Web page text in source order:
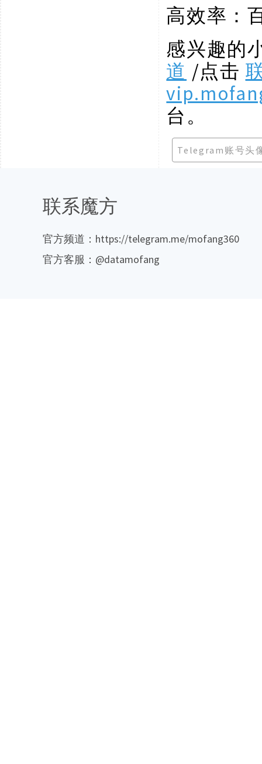
高效率：
感兴趣的
道 /点击
台。
Telegram账号头
联系魔方
官方频道：https://telegram.me/mofang360
官方客服：@datamofang